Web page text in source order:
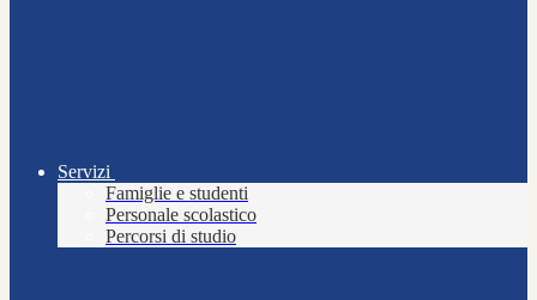
Servizi
Famiglie e studenti
Personale scolastico
Percorsi di studio